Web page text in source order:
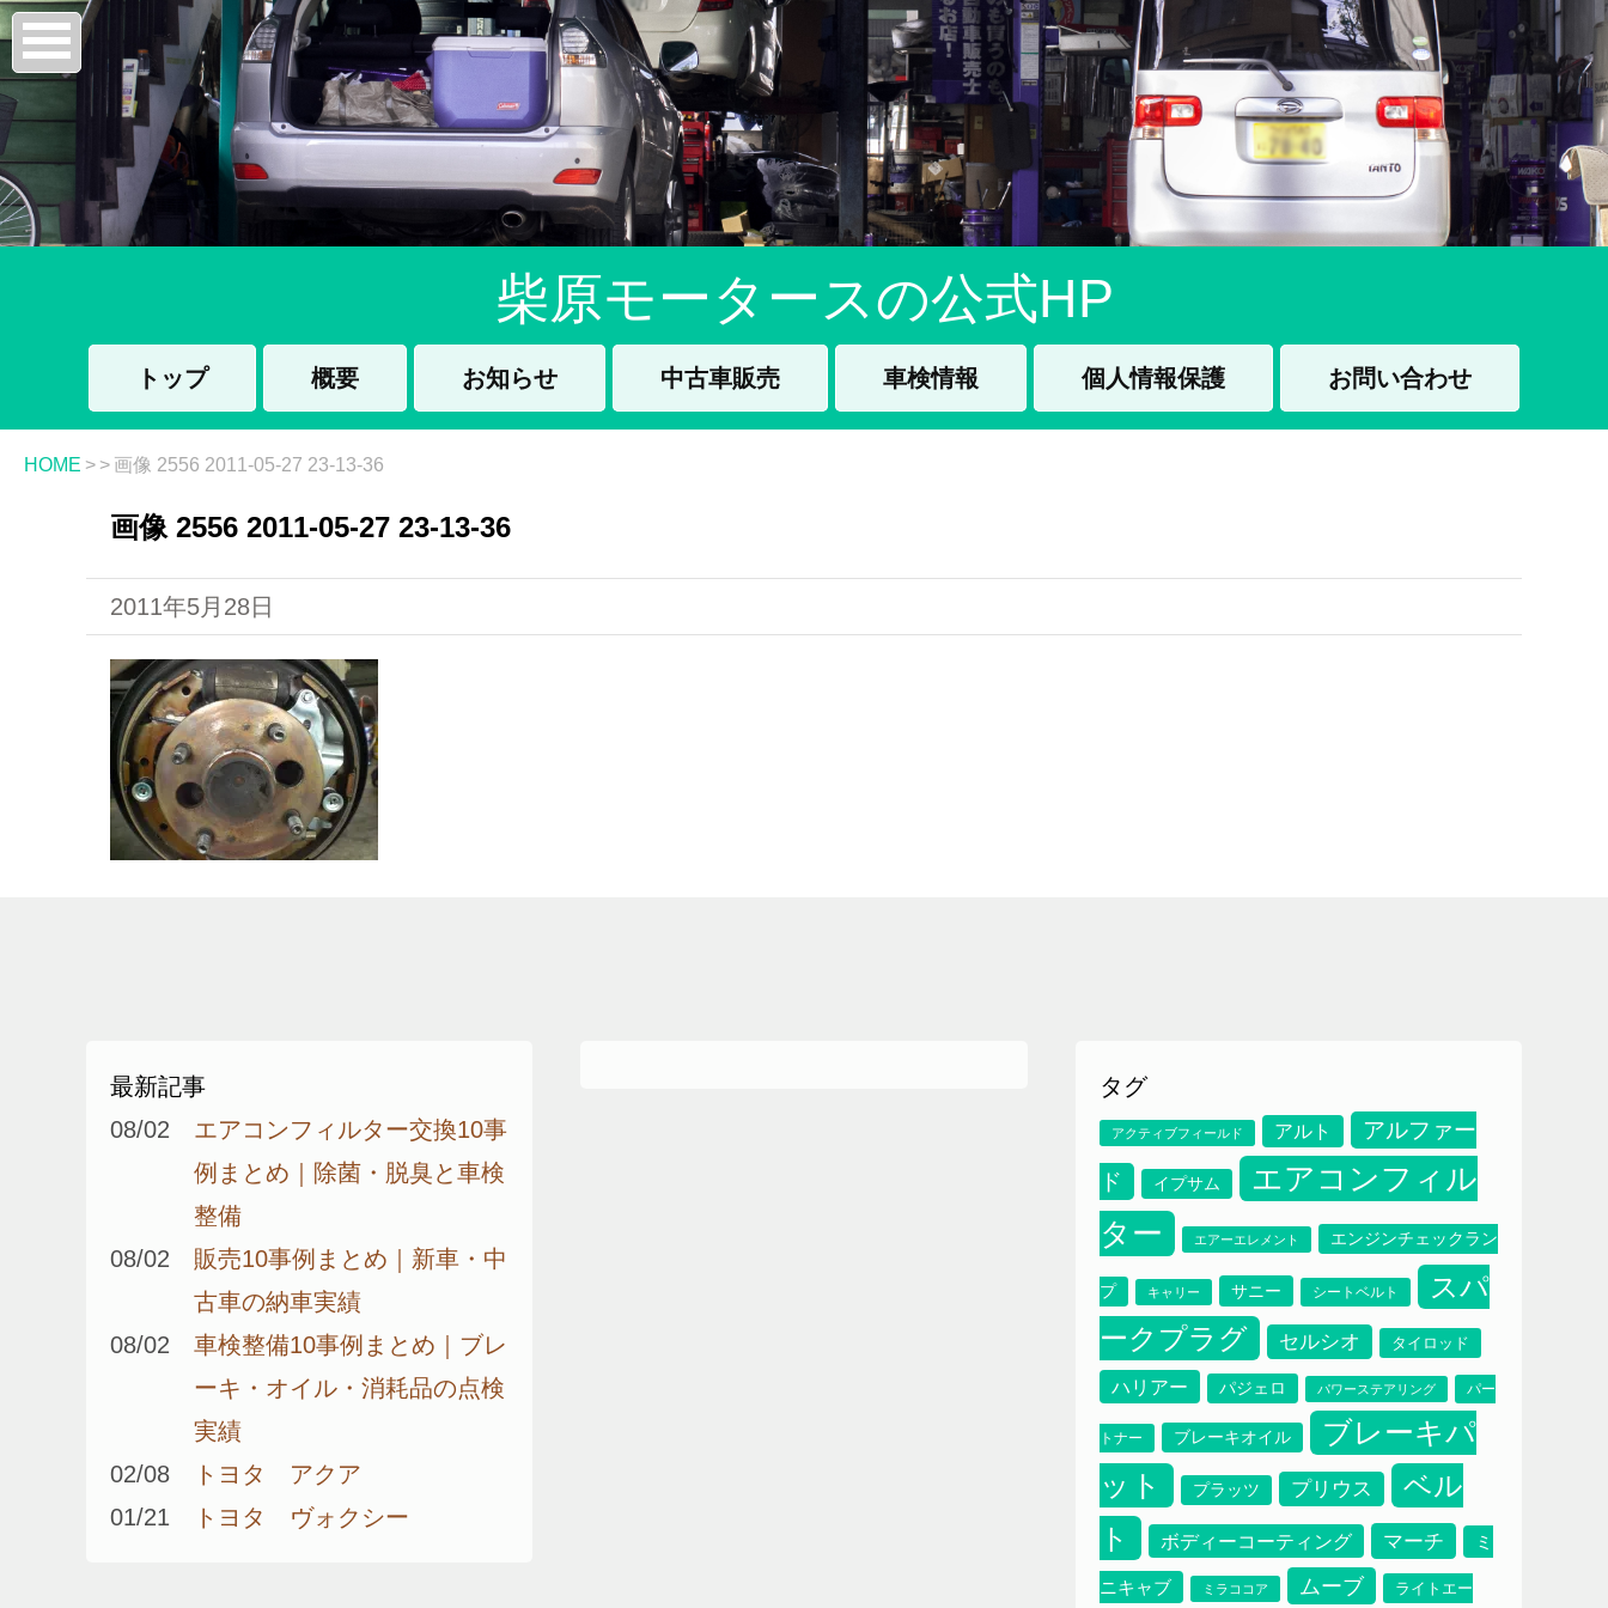
柴原モータースの公式HP
トップ 概要 お知らせ 中古車販売 車検情報 個人情報保護 お問い合わせ
HOME > > 画像 2556 2011-05-27 23-13-36
画像 2556 2011-05-27 23-13-36
2011年5月28日
最新記事
08/02
エアコンフィルター交換10事
例まとめ｜除菌・脱臭と車検
整備
08/02
販売10事例まとめ｜新車・中
古車の納車実績
08/02
車検整備10事例まとめ｜ブレ
ーキ・オイル・消耗品の点検
実績
02/08
トヨタ アクア
01/21
トヨタ ヴォクシー
タグ
アクティブフィールド アルト アルファー
ド イプサム
エアコンフィル
ター
エアーエレメント エンジンチェックラン
プ キャリー サニー シートベルト
スパ
ークプラグ
セルシオ タイロッド
ハリアー パジェロ パワーステアリング パー
トナー ブレーキオイル
ブレーキパ
ット
プラッツ プリウス
ベル
ト
ボディーコーティング マーチ ミ
ニキャブ ミラココア ムーブ ライトエー